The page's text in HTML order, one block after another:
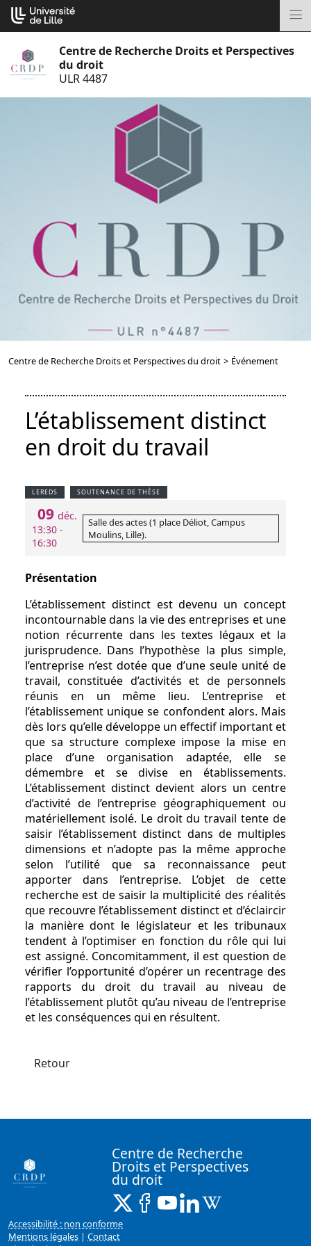
Aller
au
Centre de Recherche Droits et Perspectives
du droit
ULR 4487
Centre de Recherche Droits et Perspectives du droit > Événement
L’établissement distinct
en droit du travail
LEREDS SOUTENANCE DE THÈSE
09 déc.
13:30 -
16:30
Salle des actes (1 place Déliot, Campus
Moulins, Lille).
Présentation
L’établissement distinct est devenu un concept
incontournable dans la vie des entreprises et une
notion récurrente dans les textes légaux et la
jurisprudence. Dans l’hypothèse la plus simple,
l’entreprise n’est dotée que d’une seule unité de
travail, constituée d’activités et de personnels
réunis en un même lieu. L’entreprise et
l’établissement unique se confondent alors. Mais
dès lors qu’elle développe un effectif important et
que sa structure complexe impose la mise en
place d’une organisation adaptée, elle se
démembre et se divise en établissements.
L’établissement distinct devient alors un centre
d’activité de l’entreprise géographiquement ou
matériellement isolé. Le droit du travail tente de
saisir l’établissement distinct dans de multiples
dimensions et n’adopte pas la même approche
selon l’utilité que sa reconnaissance peut
apporter dans l’entreprise. L’objet de cette
recherche est de saisir la multiplicité des réalités
que recouvre l’établissement distinct et d’éclaircir
la manière dont le législateur et les tribunaux
tendent à l’optimiser en fonction du rôle qui lui
est assigné. Concomitamment, il est question de
vérifier l’opportunité d’opérer un recentrage des
rapports du droit du travail au niveau de
l’établissement plutôt qu’au niveau de l’entreprise
et les conséquences qui en résultent.
Retour
Centre de Recherche
Droits et Perspectives
du droit
X ( Nouvelle fenêtre)
Facebook ( Nouvelle fenêtre)
Youtube ( Nouvelle
Linkedin ( Nouvelle
Accessibilité : non conforme
Mentions légales | Contact
Cookies management panel